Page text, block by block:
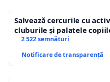
Salvează cercurile cu
cluburile și palatele
2 522 semnături
Notificare de transparență